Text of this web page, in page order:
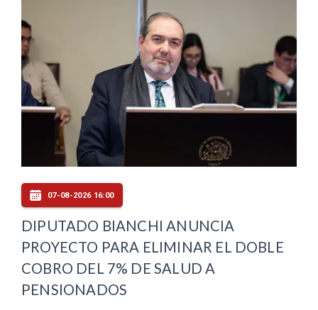
07-08-2026 16:00
DIPUTADO BIANCHI ANUNCIA
PROYECTO PARA ELIMINAR EL DOBLE
COBRO DEL 7% DE SALUD A
PENSIONADOS